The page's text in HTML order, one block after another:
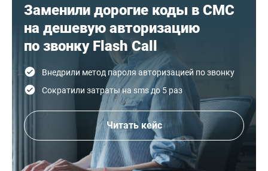
Заменили дорогие коды в СМС
на дешевую авторизацию
по звонку Flash Call
Внедрили метод пароля авторизацией по звонку
Сократили затраты на sms до 5 раз
Читать кейс